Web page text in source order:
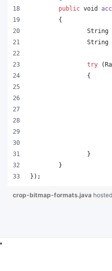
public void
	{
String
String
try (
		{
		}
	}
});
crop-bitmap-formats.java